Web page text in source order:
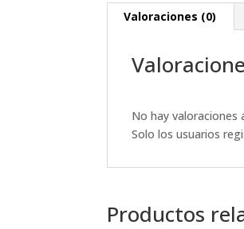
Valoraciones (0)
No hay valoraciones
Solo los usuarios
Productos